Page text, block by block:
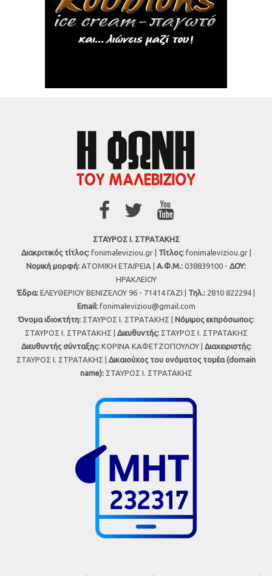
ΣΤΑΥΡΟΣ Ι. ΣΤΡΑΤΑΚΗΣ
Διακριτικός τίτλος:fonimaleviziou.gr | Τίτλος:fonimaleviziou.gr |
Νομική μορφή: ΑΤΟΜΙΚΗ ΕΤΑΙΡΕΙΑ | Α.Φ.Μ.: 038839100 - ΔΟΥ:
ΗΡΑΚΛΕΙΟΥ
Έδρα: ΕΛΕΥΘΕΡΙΟΥ ΒΕΝΙΖΕΛΟΥ 96 - 71414 ΓΑΖΙ | Τηλ.: 2810 822294 |
Εmail: fonimaleviziou@gmail.com
Όνομα ιδιοκτήτη: ΣΤΑΥΡΟΣ Ι. ΣΤΡΑΤΑΚΗΣ | Νόμιμος εκπρόσωπος:
ΣΤΑΥΡΟΣ Ι. ΣΤΡΑΤΑΚΗΣ | Διευθυντής:ΣΤΑΥΡΟΣ Ι. ΣΤΡΑΤΑΚΗΣ
Διευθυντής σύνταξης:ΚΟΡΙΝΑ ΚΑΦΕΤΖΟΠΟΥΛΟΥ | Διαχειριστής:
ΣΤΑΥΡΟΣ Ι. ΣΤΡΑΤΑΚΗΣ | Δικαιούχος του ονόματος τομέα (domain
name):ΣΤΑΥΡΟΣ Ι. ΣΤΡΑΤΑΚΗΣ